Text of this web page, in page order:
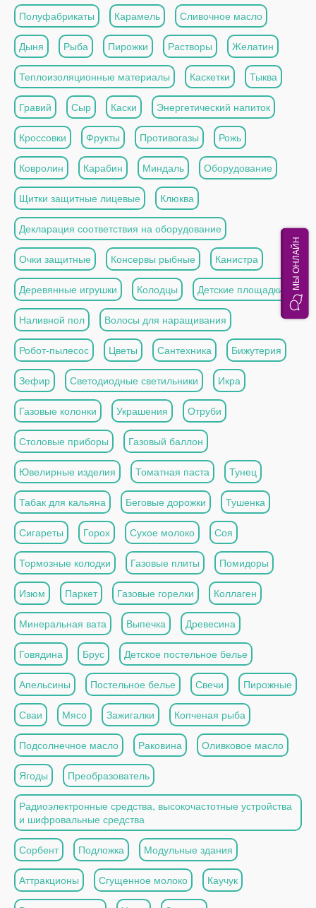
Полуфабрикаты Карамель Сливочное масло
Дыня Рыба Пирожки Растворы Желатин
Теплоизоляционные материалы Каскетки Тыква
Гравий Сыр Каски Энергетический напиток
Кроссовки Фрукты Противогазы Рожь
Ковролин Карабин Миндаль Оборудование
Щитки защитные лицевые Клюква
Декларация соответствия на оборудование
Очки защитные Консервы рыбные Канистра
Деревянные игрушки Колодцы Детские площадки
Наливной пол Волосы для наращивания
Робот-пылесос Цветы Сантехника Бижутерия
Зефир Светодиодные светильники Икра
Газовые колонки Украшения Отруби
Столовые приборы Газовый баллон
Ювелирные изделия Томатная паста Тунец
Табак для кальяна Беговые дорожки Тушенка
Сигареты Горох Сухое молоко Соя
Тормозные колодки Газовые плиты Помидоры
Изюм Паркет Газовые горелки Коллаген
Минеральная вата Выпечка Древесина
Говядина Брус Детское постельное белье
Апельсины Постельное белье Свечи Пирожные
Сваи Мясо Зажигалки Копченая рыба
Подсолнечное масло Раковина Оливковое масло
Ягоды Преобразователь
Радиоэлектронные средства, высокочастотные устройства
и шифровальные средства
Сорбент Подложка Модульные здания
Аттракционы Сгущенное молоко Каучук
МЫ ОНЛАЙН